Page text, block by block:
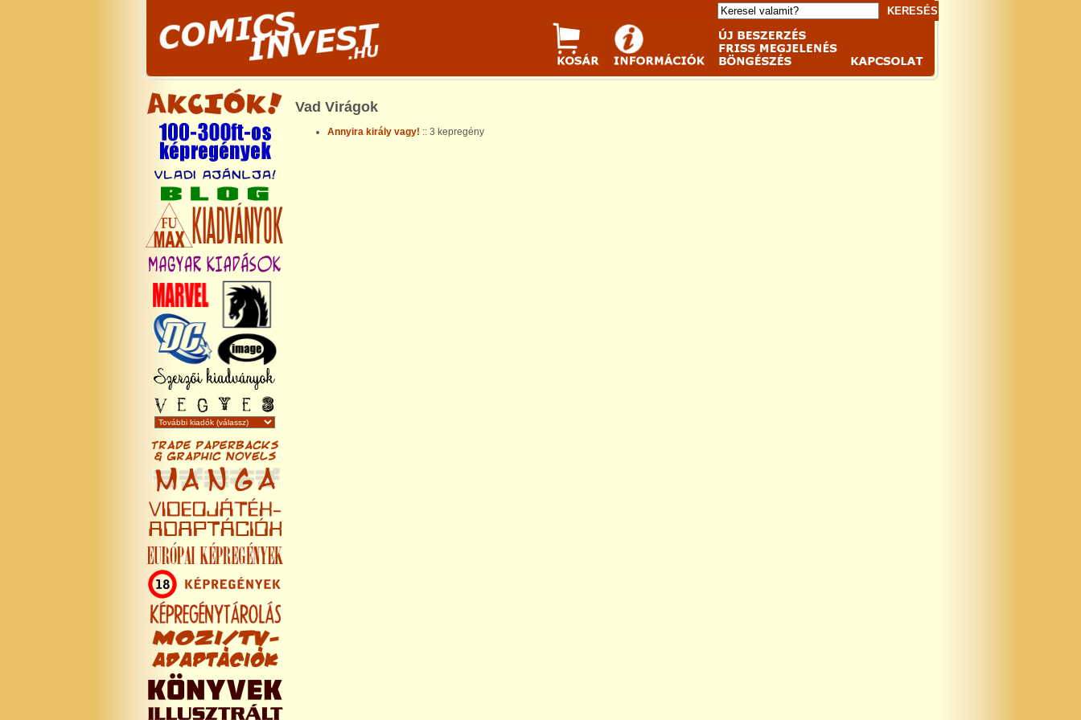
Vad Virágok
Annyira király vagy! :: 3 kepregény